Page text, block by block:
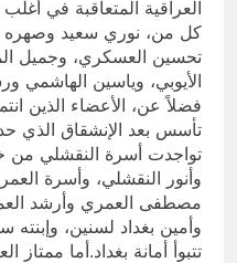
العراقية المتعاقبة في
كل من، نوري سعيد
تحسين العسكري، وجميل
الأيوبي، وياسين الهاشمي
فضلاً عن، الأعضاء الذين
تأسس بعد الإنشقاق الذي
تواجدت أسرة النقشلي من
وأنور النقشلي، وأسرة
مصطفى العمري وأرشد
وأمين بغداد لسنين،
تتبوأ أمانة بغداد.أما